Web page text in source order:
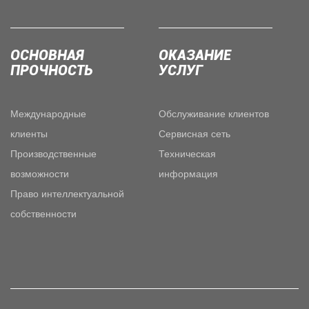
ОСНОВНАЯ
ПРОЧНОСТЬ
Международные
клиенты
Производственные
возможности
Право интеллектуальной
собственности
ОКАЗАНИЕ
УСЛУГ
Обслуживание клиентов
Сервисная сеть
Техническая
информация